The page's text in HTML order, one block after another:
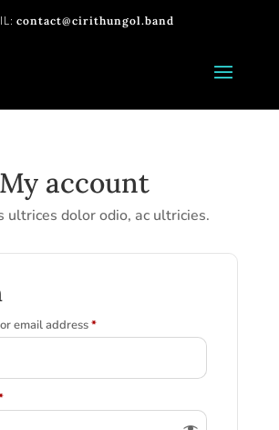
contact@cirithungol.band
My account
ultrices dolor odio, ac ultricies.
email address*Required
Required